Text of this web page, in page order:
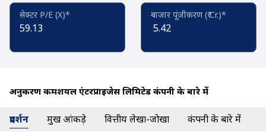
सेक्टर P/E (X)*
59.13
बाजार पूंजीकरण (₹ Cr.)*
5.42
अनुकरण कमर्शियल एंटरप्राइजेस लिमिटेड कंपनी के बारे में
प्रदर्शन प्रमुख आंकड़े वित्तीय लेखा-जोखा कंपनी के बारे में